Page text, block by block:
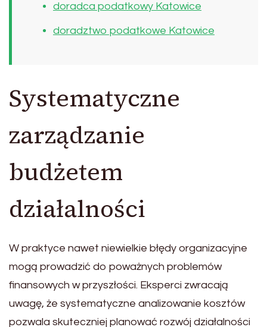
doradca podatkowy Katowice
doradztwo podatkowe Katowice
Systematyczne
zarządzanie
budżetem
działalności
W praktyce nawet niewielkie błędy organizacyjne
mogą prowadzić do poważnych problemów
finansowych w przyszłości. Eksperci zwracają
uwagę, że systematyczne analizowanie kosztów
pozwala skuteczniej planować rozwój działalności